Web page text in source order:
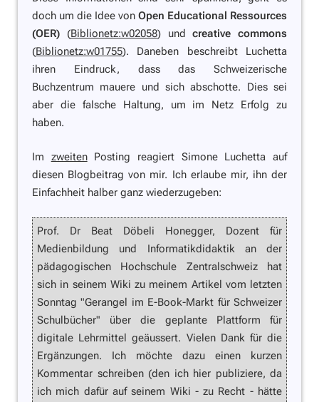
doch um die Idee von Open Educational Ressources
(OER) (Biblionetz:w02058) undcreative commons
(Biblionetz:w01755). Daneben beschreibt Luchetta
ihren Eindruck, dass das Schweizerische
Buchzentrum mauere und sich abschotte. Dies sei
aber die falsche Haltung, um im Netz Erfolg zu
haben.
Im zweitenPosting reagiert Simone Luchetta auf
diesen Blogbeitrag von mir. Ich erlaube mir, ihn der
Einfachheit halber ganz wiederzugeben:
Prof. Dr Beat Döbeli Honegger, Dozent für
Medienbildung und Informatikdidaktik an der
pädagogischen Hochschule Zentralschweiz hat
sich in seinem Wiki zu meinem Artikel vom letzten
Sonntag "Gerangel im E-Book-Markt für Schweizer
Schulbücher" über die geplante Plattform für
digitale Lehrmittel geäussert. Vielen Dank für die
Ergänzungen. Ich möchte dazu einen kurzen
Kommentar schreiben (den ich hier publiziere, da
ich mich dafür auf seinem Wiki - zu Recht - hätte